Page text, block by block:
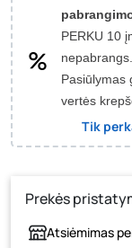
PERKU 10
nepabrangs.
Pasiūlymas
vertės
Tik
Prekės
Atsiėmimas